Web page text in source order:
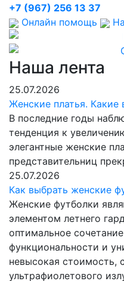
+7 (967) 256 13 37
Онлайн помощь
Наша лента
25.07.2026
Женские платья. Какие
В последние годы
тенденция к
элегантные женские
представительниц
25.07.2026
Как выбрать женские
Женские футболки
элементом летнего
оптимальное сочетание
функциональности и
невысокая стоимость,
ультрафиолетового